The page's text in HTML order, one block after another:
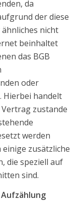
da
der diese
nicht
beinhaltet
das BGB
oder
Hierbei handelt
zustande
werden
zusätzliche
die speziell auf
sind.